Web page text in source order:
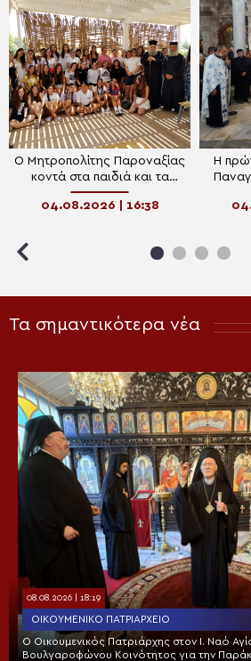
Ο Μητροπολίτης Παροναξίας
κοντά στα παιδιά και τα
στελέχη των εκκλησιαστικών
κατασκηνώσεων
04.08.2026 | 16:38
Η
Τα σημαντικότερα νέα
08.08.2026 | 18:19
ΟΙΚΟΥΜΕΝΙΚΌ ΠΑΤΡΙΑΡΧΕΊΟ
Ο Οικουμενικός Πατριάρχης στον I. Ναό
Βουλγαροφώνου Κοινότητος για την